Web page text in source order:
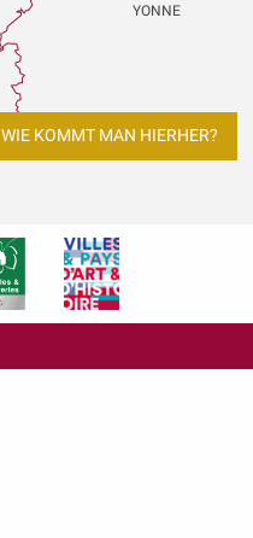
YONNE
WIE KOMMT MAN HIERHER?